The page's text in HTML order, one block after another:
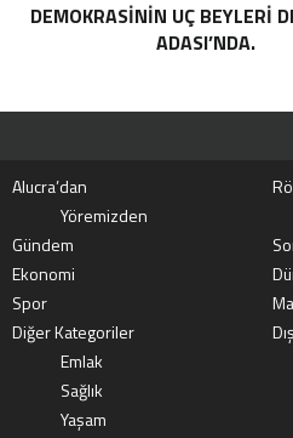
DEMOKRASININ UÇ BEYLERI
ADASI’NDA.
Alucra’dan
Yöremizden
Gündem
Ekonomi
Spor
Diğer Kategoriler
Emlak
Sağlık
Yaşam